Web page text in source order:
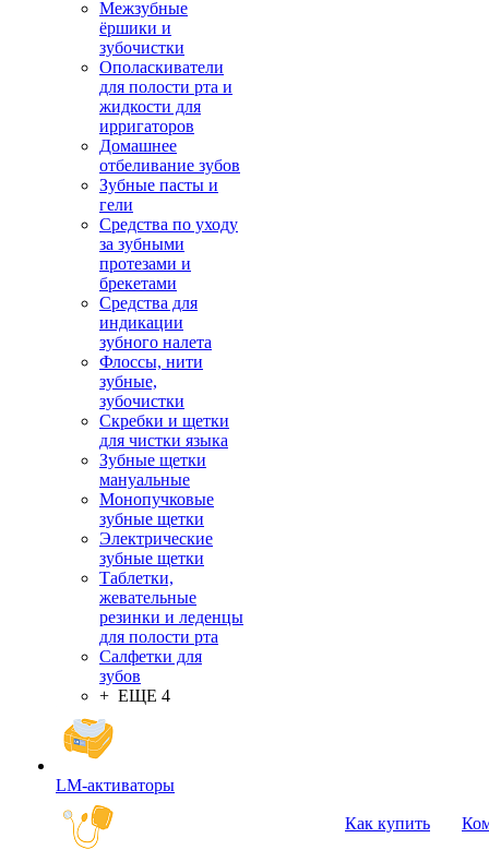
Межзубные
ёршики и
зубочистки
Ополаскиватели
для полости рта и
жидкости для
ирригаторов
Домашнее
отбеливание зубов
Зубные пасты и
гели
Средства по уходу
за зубными
протезами и
брекетами
Средства для
индикации
зубного налета
Флоссы, нити
зубные,
зубочистки
Скребки и щетки
для чистки языка
Зубные щетки
мануальные
Монопучковые
зубные щетки
Электрические
зубные щетки
Таблетки,
жевательные
резинки и леденцы
для полости рта
Салфетки для
зубов
+ ЕЩЕ 4
LM-активаторы
Как купить